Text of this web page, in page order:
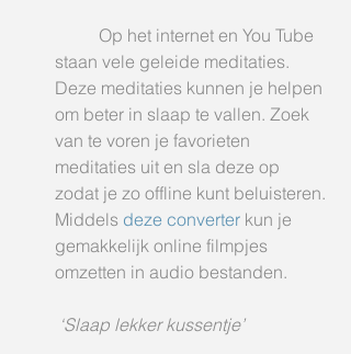
staan vele geleide meditaties.
Deze meditaties kunnen je helpen
om beter in slaap te vallen. Zoek
van te voren je favorieten
meditaties uit en sla deze op
zodat je zo offline kunt beluisteren.
Middels deze converter kun je
gemakkelijk online filmpjes
omzetten in audio bestanden.
‘Slaap lekker kussentje’